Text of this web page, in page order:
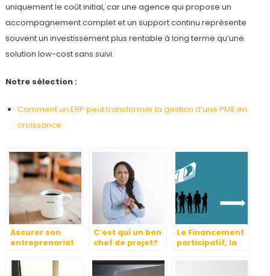
uniquement le coût initial, car une agence qui propose un
accompagnement complet et un support continu représente
souvent un investissement plus rentable à long terme qu’une
solution low-cost sans suivi.
Notre sélection :
Comment un ERP peut transformer la gestion d’une PME en
croissance
Assurer son
entreprenariat
C’est qui un bon
chef de projet?
Le Financement
participatif, la